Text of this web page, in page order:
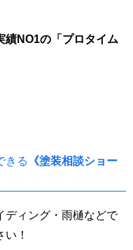
績NO1の「プロタイム
きる
《塗装相談ショー
ディング・雨樋などで
！